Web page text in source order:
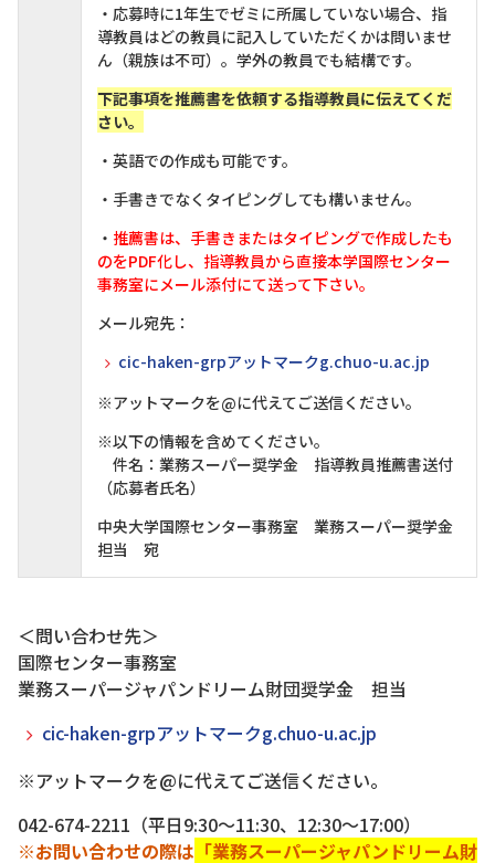
・応募時に1年生でゼミに所属していない場合、指
導教員はどの教員に記入していただくかは問いませ
ん（親族は不可）。学外の教員でも結構です。
下記事項を推薦書を依頼する指導教員に伝えてくだ
さい。
・英語での作成も可能です。
・手書きでなくタイピングしても構いません。
・ 推薦書は、手書きまたはタイピングで作成したも
のをPDF化し、指導教員から直接本学国際センター
事務室にメール添付にて送って下さい。
メール宛先：
cic-haken-grpアットマークg.chuo-u.ac.jp
※アットマークを@に代えてご送信ください。
※以下の情報を含めてください。
件名：業務スーパー奨学金 指導教員推薦書送付
（応募者氏名）
中央大学国際センター事務室 業務スーパー奨学金
担当 宛
＜問い合わせ先＞
国際センター事務室
業務スーパージャパンドリーム財団奨学金 担当
cic-haken-grpアットマークg.chuo-u.ac.jp
※アットマークを@に代えてご送信ください。
042-674-2211（平日9:30～11:30、12:30～17:00）
※お問い合わせの際は 「業務スーパージャパンドリーム財